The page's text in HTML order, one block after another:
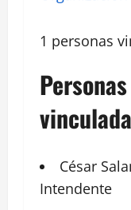
1 personas
Personas
César
Intendente